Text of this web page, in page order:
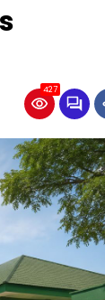
427